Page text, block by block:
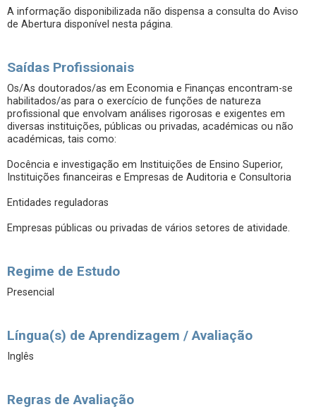
A informação disponibilizada não dispensa a consulta do Aviso
de Abertura disponível nesta página.
Saídas Profissionais
Os/As doutorados/as em Economia e Finanças encontram-se
habilitados/as para o exercício de funções de natureza
profissional que envolvam análises rigorosas e exigentes em
diversas instituições, públicas ou privadas, académicas ou não
académicas, tais como:
Docência e investigação em Instituições de Ensino Superior,
Instituições financeiras e Empresas de Auditoria e Consultoria
Entidades reguladoras
Empresas públicas ou privadas de vários setores de atividade.
Regime de Estudo
Presencial
Língua(s) de Aprendizagem / Avaliação
Inglês
Regras de Avaliação